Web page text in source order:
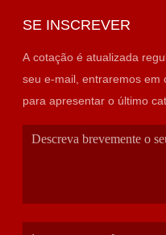
SE INSCREVER
A cotação é atualizada
seu e-mail, entraremos em
para apresentar o último